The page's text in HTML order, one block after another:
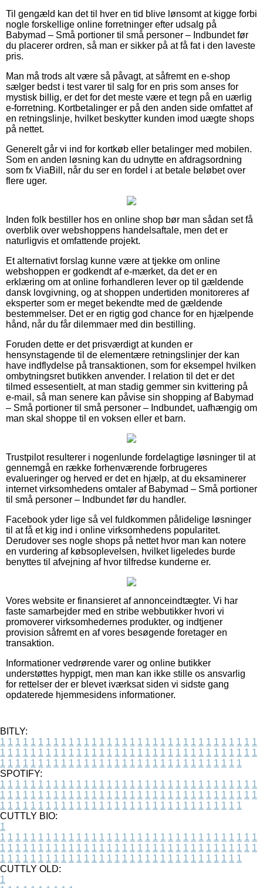
Til gengæld kan det til hver en tid blive lønsomt at kigge forbi
nogle forskellige online forretninger efter udsalg på
Babymad – Små portioner til små personer – Indbundet før
du placerer ordren, så man er sikker på at få fat i den laveste
pris.
Man må trods alt være så påvagt, at såfremt en e-shop
sælger bedst i test varer til salg for en pris som anses for
mystisk billig, er det for det meste være et tegn på en uærlig
e-forretning. Kortbetalinger er på den anden side omfattet af
en retningslinje, hvilket beskytter kunden imod uægte shops
på nettet.
Generelt går vi ind for kortkøb eller betalinger med mobilen.
Som en anden løsning kan du udnytte en afdragsordning
som fx ViaBill, når du ser en fordel i at betale beløbet over
flere uger.
Inden folk bestiller hos en online shop bør man sådan set få
overblik over webshoppens handelsaftale, men det er
naturligvis et omfattende projekt.
Et alternativt forslag kunne være at tjekke om online
webshoppen er godkendt af e-mærket, da det er en
erklæring om at online forhandleren lever op til gældende
dansk lovgivning, og at shoppen undertiden monitoreres af
eksperter som er meget bekendte med de gældende
bestemmelser. Det er en rigtig god chance for en hjælpende
hånd, når du får dilemmaer med din bestilling.
Foruden dette er det prisværdigt at kunden er
hensynstagende til de elementære retningslinjer der kan
have indflydelse på transaktionen, som for eksempel hvilken
ombytningsret butikken anvender. I relation til det er det
tilmed essesentielt, at man stadig gemmer sin kvittering på
e-mail, så man senere kan påvise sin shopping af Babymad
– Små portioner til små personer – Indbundet, uafhængig om
man skal shoppe til en voksen eller et barn.
Trustpilot resulterer i nogenlunde fordelagtige løsninger til at
gennemgå en række forhenværende forbrugeres
evalueringer og herved er det en hjælp, at du eksaminerer
internet virksomhedens omtaler af Babymad – Små portioner
til små personer – Indbundet før du handler.
Facebook yder lige så vel fuldkommen pålidelige løsninger
til at få et kig ind i online virksomhedens popularitet.
Derudover ses nogle shops på nettet hvor man kan notere
en vurdering af købsoplevelsen, hvilket ligeledes burde
benyttes til afvejning af hvor tilfredse kunderne er.
Vores website er finansieret af annonceindtægter. Vi har
faste samarbejder med en stribe webbutikker hvori vi
promoverer virksomhedernes produkter, og indtjener
provision såfremt en af vores besøgende foretager en
transaktion.
Informationer vedrørende varer og online butikker
understøttes hyppigt, men man kan ikke stille os ansvarlig
for rettelser der er blevet iværksat siden vi sidste gang
opdaterede hjemmesidens informationer.
BITLY:
1 1 1 1 1 1 1 1 1 1 1 1 1 1 1 1 1 1 1 1 1 1 1 1 1 1 1 1 1 1 1 1 1 1
1 1 1 1 1 1 1 1 1 1 1 1 1 1 1 1 1 1 1 1 1 1 1 1 1 1 1 1 1 1 1 1 1 1
1 1 1 1 1 1 1 1 1 1 1 1 1 1 1 1 1 1 1 1 1 1 1 1 1 1 1 1 1 1 1 1
SPOTIFY:
1 1 1 1 1 1 1 1 1 1 1 1 1 1 1 1 1 1 1 1 1 1 1 1 1 1 1 1 1 1 1 1 1 1
1 1 1 1 1 1 1 1 1 1 1 1 1 1 1 1 1 1 1 1 1 1 1 1 1 1 1 1 1 1 1 1 1 1
1 1 1 1 1 1 1 1 1 1 1 1 1 1 1 1 1 1 1 1 1 1 1 1 1 1 1 1 1 1 1 1
CUTTLY BIO:
1
1 1 1 1 1 1 1 1 1 1 1 1 1 1 1 1 1 1 1 1 1 1 1 1 1 1 1 1 1 1 1 1 1 1
1 1 1 1 1 1 1 1 1 1 1 1 1 1 1 1 1 1 1 1 1 1 1 1 1 1 1 1 1 1 1 1 1 1
1 1 1 1 1 1 1 1 1 1 1 1 1 1 1 1 1 1 1 1 1 1 1 1 1 1 1 1 1 1 1 1
CUTTLY OLD:
1